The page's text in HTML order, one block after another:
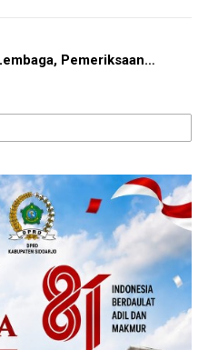
Pemeriksaan…